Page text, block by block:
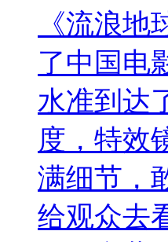
《流浪
了中国电
水准到达
度，特效
满细节，
给观众去